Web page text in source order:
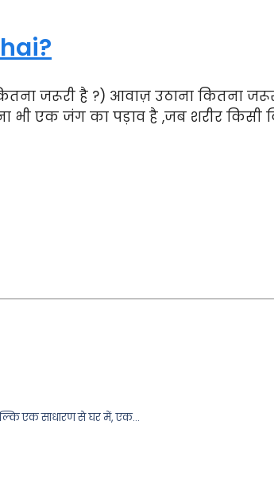
जरूरी है ?) आवाज़ उठाना कितना
भी एक जंग का पड़ाव है ,जब शरीर किसी
एक साधारण से घर में, एक…